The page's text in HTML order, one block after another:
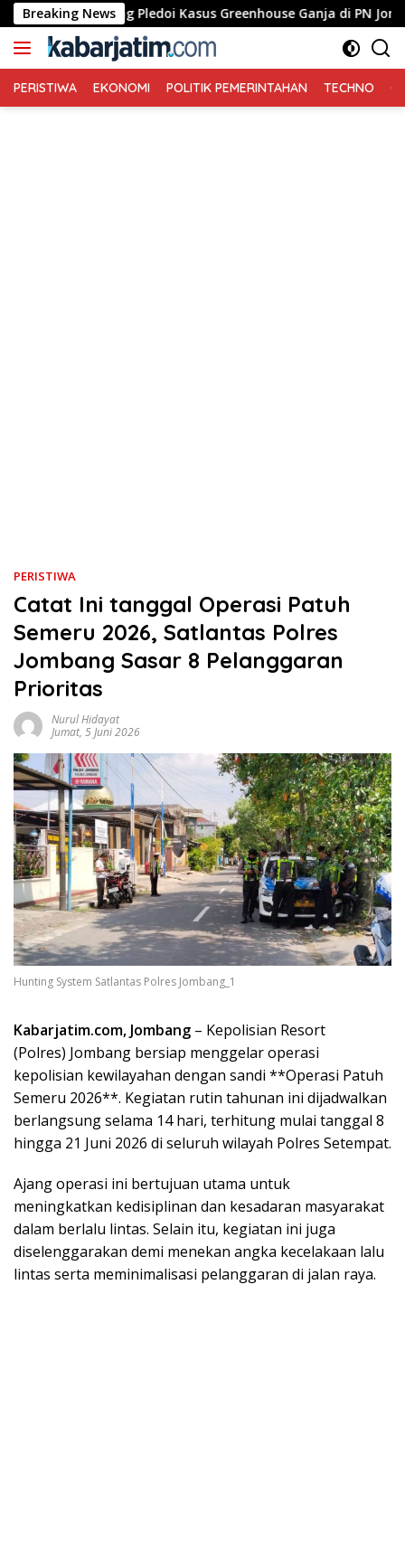
Langsung
ke
konten
Breaking News
Sidang Pledoi Kasus Greenhouse Ganja di PN Jombang:
PERISTIWA EKONOMI POLITIK PEMERINTAHAN TECHNO
PERISTIWA
Catat Ini tanggal Operasi Patuh
Semeru 2026, Satlantas Polres
Jombang Sasar 8 Pelanggaran
Prioritas
Nurul Hidayat
Jumat, 5 Juni 2026
Hunting System Satlantas Polres Jombang_1
Kabarjatim.com, Jombang – Kepolisian Resort
(Polres) Jombang bersiap menggelar operasi
kepolisian kewilayahan dengan sandi **Operasi Patuh
Semeru 2026**. Kegiatan rutin tahunan ini dijadwalkan
berlangsung selama 14 hari, terhitung mulai tanggal 8
hingga 21 Juni 2026 di seluruh wilayah Polres Setempat.
Ajang operasi ini bertujuan utama untuk
meningkatkan kedisiplinan dan kesadaran masyarakat
dalam berlalu lintas. Selain itu, kegiatan ini juga
diselenggarakan demi menekan angka kecelakaan lalu
lintas serta meminimalisasi pelanggaran di jalan raya.